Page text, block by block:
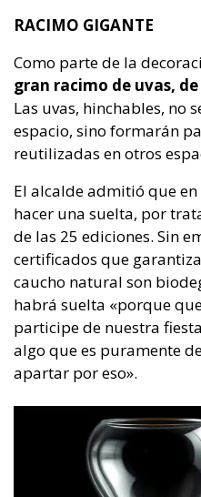
RACIMO GIGANTE
Como parte de la
gran racimo de uvas,
Las uvas, hinchables, no
espacio, sino formarán
reutilizadas en otros
El alcalde admitió que
hacer una suelta, por
de las 25 ediciones. Sin
certificados que
caucho natural son
habrá suelta «porque
participe de nuestra
algo que es puramente
apartar por eso».